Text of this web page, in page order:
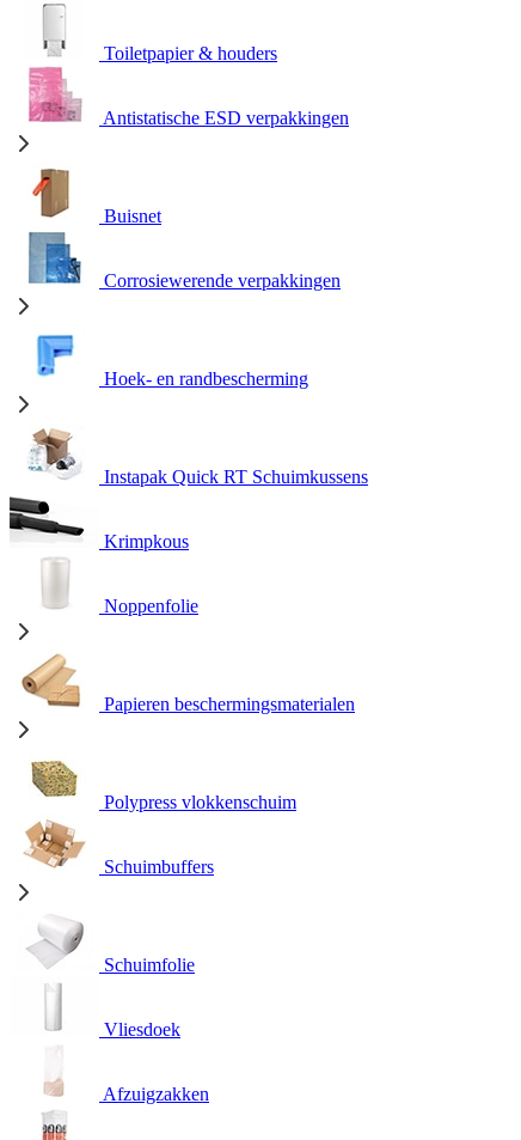
Toiletpapier & houders
Antistatische ESD verpakkingen
Buisnet
Corrosiewerende verpakkingen
Hoek- en randbescherming
Instapak Quick RT Schuimkussens
Krimpkous
Noppenfolie
Papieren beschermingsmaterialen
Polypress vlokkenschuim
Schuimbuffers
Schuimfolie
Vliesdoek
Afzuigzakken